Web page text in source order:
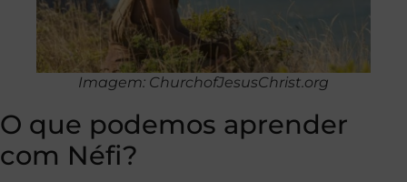
Imagem: ChurchofJesusChrist.org
O que podemos aprender
com Néfi?